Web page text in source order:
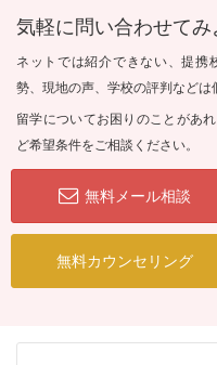
気軽に問い合わせてみ
ネットでは紹介できない、提携
勢、現地の声、学校の評判などは
留学についてお困りのことがあ
ど希望条件をご相談ください。
無料メール相談
無料カウンセリング